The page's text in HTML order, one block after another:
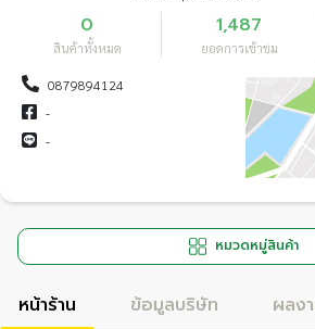
0
สินค้าทั้งหมด
1,487
ยอดการเข้าชม
0879894124
-
-
หมวดหมู่สินค้า
หน้าร้าน ข้อมูลบริษัท ผลง